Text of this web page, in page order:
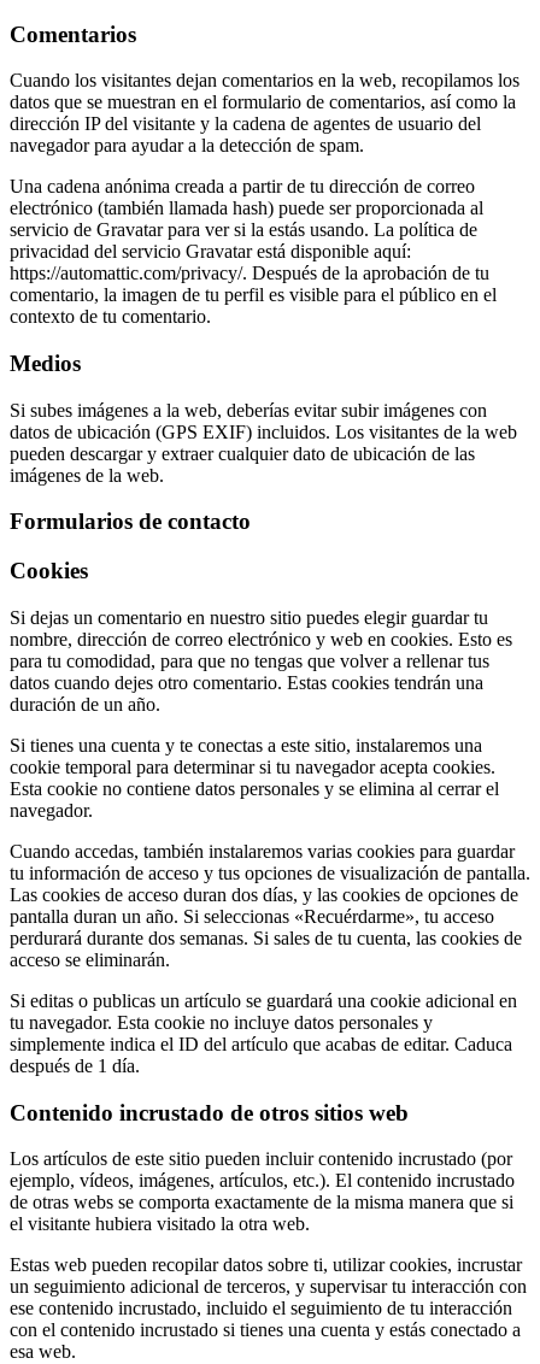
Comentarios
Cuando los visitantes dejan comentarios en la web, recopilamos los
datos que se muestran en el formulario de comentarios, así como la
dirección IP del visitante y la cadena de agentes de usuario del
navegador para ayudar a la detección de spam.
Una cadena anónima creada a partir de tu dirección de correo
electrónico (también llamada hash) puede ser proporcionada al
servicio de Gravatar para ver si la estás usando. La política de
privacidad del servicio Gravatar está disponible aquí:
https://automattic.com/privacy/. Después de la aprobación de tu
comentario, la imagen de tu perfil es visible para el público en el
contexto de tu comentario.
Medios
Si subes imágenes a la web, deberías evitar subir imágenes con
datos de ubicación (GPS EXIF) incluidos. Los visitantes de la web
pueden descargar y extraer cualquier dato de ubicación de las
imágenes de la web.
Formularios de contacto
Cookies
Si dejas un comentario en nuestro sitio puedes elegir guardar tu
nombre, dirección de correo electrónico y web en cookies. Esto es
para tu comodidad, para que no tengas que volver a rellenar tus
datos cuando dejes otro comentario. Estas cookies tendrán una
duración de un año.
Si tienes una cuenta y te conectas a este sitio, instalaremos una
cookie temporal para determinar si tu navegador acepta cookies.
Esta cookie no contiene datos personales y se elimina al cerrar el
navegador.
Cuando accedas, también instalaremos varias cookies para guardar
tu información de acceso y tus opciones de visualización de pantalla.
Las cookies de acceso duran dos días, y las cookies de opciones de
pantalla duran un año. Si seleccionas «Recuérdarme», tu acceso
perdurará durante dos semanas. Si sales de tu cuenta, las cookies de
acceso se eliminarán.
Si editas o publicas un artículo se guardará una cookie adicional en
tu navegador. Esta cookie no incluye datos personales y
simplemente indica el ID del artículo que acabas de editar. Caduca
después de 1 día.
Contenido incrustado de otros sitios web
Los artículos de este sitio pueden incluir contenido incrustado (por
ejemplo, vídeos, imágenes, artículos, etc.). El contenido incrustado
de otras webs se comporta exactamente de la misma manera que si
el visitante hubiera visitado la otra web.
Estas web pueden recopilar datos sobre ti, utilizar cookies, incrustar
un seguimiento adicional de terceros, y supervisar tu interacción con
ese contenido incrustado, incluido el seguimiento de tu interacción
con el contenido incrustado si tienes una cuenta y estás conectado a
esa web.